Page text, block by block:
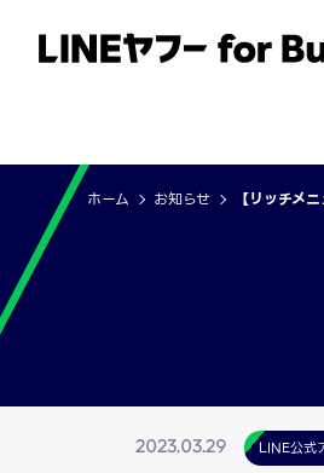
サービス 事例
ホーム お知らせ 【リッチメ
2023.03.29 LINE公式